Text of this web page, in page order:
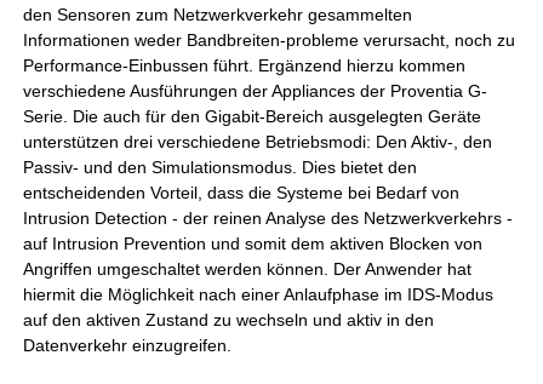
den Sensoren zum Netzwerkverkehr gesammelten
Informationen weder Bandbreiten-probleme verursacht, noch zu
Performance-Einbussen führt. Ergänzend hierzu kommen
verschiedene Ausführungen der Appliances der Proventia G-
Serie. Die auch für den Gigabit-Bereich ausgelegten Geräte
unterstützen drei verschiedene Betriebsmodi: Den Aktiv-, den
Passiv- und den Simulationsmodus. Dies bietet den
entscheidenden Vorteil, dass die Systeme bei Bedarf von
Intrusion Detection - der reinen Analyse des Netzwerkverkehrs -
auf Intrusion Prevention und somit dem aktiven Blocken von
Angriffen umgeschaltet werden können. Der Anwender hat
hiermit die Möglichkeit nach einer Anlaufphase im IDS-Modus
auf den aktiven Zustand zu wechseln und aktiv in den
Datenverkehr einzugreifen.